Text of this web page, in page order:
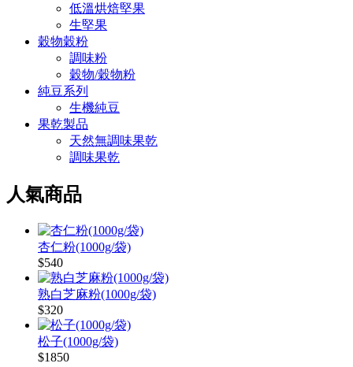
低溫烘焙堅果
生堅果
穀物穀粉
調味粉
穀物/穀物粉
純豆系列
生機純豆
果乾製品
天然無調味果乾
調味果乾
人氣商品
杏仁粉(1000g/袋)
$540
熟白芝麻粉(1000g/袋)
$320
松子(1000g/袋)
$1850